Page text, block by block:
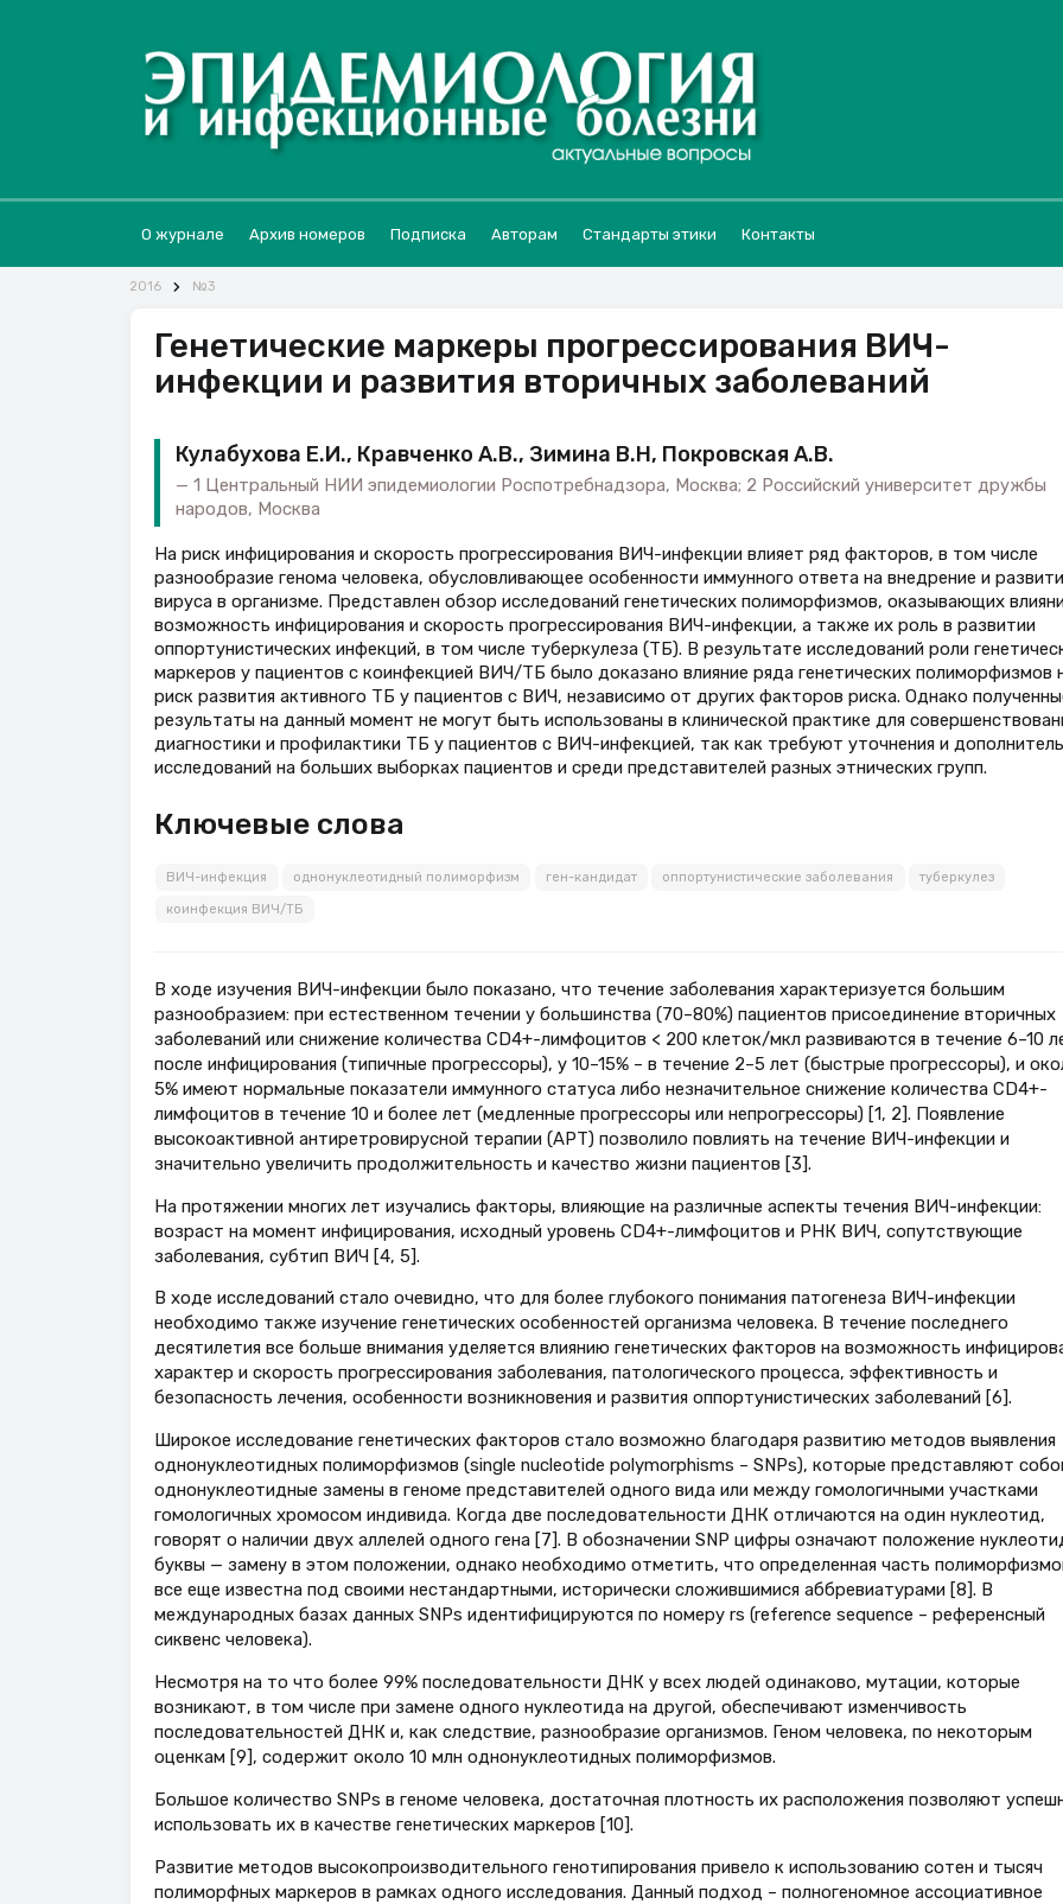
О журнале Архив номеров Подписка Авторам Стандарты этики Контакты
2016 №3
Генетические маркеры прогрессирования ВИЧ-
инфекции и развития вторичных заболеваний
Кулабухова Е.И., Кравченко А.В., Зимина В.Н, Покровская А.В.
1 Центральный НИИ эпидемиологии Роспотребнадзора, Москва; 2 Российский университет дружбы
народов, Москва
На риск инфицирования и скорость прогрессирования ВИЧ-инфекции влияет ряд факторов, в том числе
разнообразие генома человека, обусловливающее особенности иммунного ответа на внедрение и
вируса в организме. Представлен обзор исследований генетических полиморфизмов, оказывающих
возможность инфицирования и скорость прогрессирования ВИЧ-инфекции, а также их роль в развитии
оппортунистических инфекций, в том числе туберкулеза (ТБ). В результате исследований роли
маркеров у пациентов с коинфекцией ВИЧ/ТБ было доказано влияние ряда генетических полиморфизмов
риск развития активного ТБ у пациентов с ВИЧ, независимо от других факторов риска. Однако
результаты на данный момент не могут быть использованы в клинической практике для
диагностики и профилактики ТБ у пациентов с ВИЧ-инфекцией, так как требуют уточнения и
исследований на больших выборках пациентов и среди представителей разных этнических групп.
Ключевые слова
ВИЧ-инфекция однонуклеотидный полиморфизм ген-кандидат оппортунистические заболевания туберкулез
коинфекция ВИЧ/ТБ
В ходе изучения ВИЧ-инфекции было показано, что течение заболевания характеризуется большим
разнообразием: при естественном течении у большинства (70–80%) пациентов присоединение вторичных
заболеваний или снижение количества CD4+-лимфоцитов < 200 клеток/мкл развиваются в течение 6–10
после инфицирования (типичные прогрессоры), у 10–15% – в течение 2–5 лет (быст­рые прогрессоры), и
5% имеют нормальные показатели иммунного статуса либо незначительное снижение количества CD4+-
лимфоцитов в течение 10 и более лет (медленные прогрессоры или непрогрессоры) [1, 2]. Появление
высокоактивной антиретровирусной терапии (АРТ) позволило повлиять на течение ВИЧ-инфекции и
значительно увеличить продолжительность и качество жизни пациентов [3].
На протяжении многих лет изучались факторы, влияющие на различные аспекты течения ВИЧ-инфекции:
возраст на момент инфицирования, исходный уровень CD4+-лимфоцитов и РНК ВИЧ, сопутствующие
заболевания, субтип ВИЧ [4, 5].
В ходе исследований стало очевидно, что для более глубокого понимания патогенеза ВИЧ-инфекции
необходимо также изучение генетических особенностей организма человека. В течение последнего
десятилетия все больше внимания уделяется влиянию генетических факторов на возможность
характер и скорость прогрессирования заболевания, патологического процесса, эффективность и
безопасность лечения, особенности возникновения и развития оппортунистических заболеваний [6].
Широкое исследование генетических факторов стало возможно благодаря развитию методов выявления
однонуклеотидных полиморфизмов (single nucleotide polymorphisms – SNPs), которые представляют
однонуклеотидные замены в геноме представителей одного вида или между гомологичными участками
гомологичных хромосом индивида. Когда две последовательности ДНК отличаются на один нуклеотид,
говорят о наличии двух аллелей одного гена [7]. В обозначении SNP цифры означают положение
буквы — замену в этом положении, однако необходимо отметить, что определенная часть
все еще известна под своими нестандартными, исторически сложившимися аббревиатурами [8]. В
международных базах данных SNPs идентифицируются по номеру rs (reference sequence – референсный
сиквенс человека).
Несмотря на то что более 99% последовательности ДНК у всех людей одинаково, мутации, которые
возникают, в том числе при замене одного нуклеотида на другой, обеспечивают изменчивость
последовательностей ДНК и, как следствие, разнообразие организмов. Геном человека, по некоторым
оценкам [9], содержит около 10 млн однонуклеотидных полиморфизмов.
Большое количество SNPs в геноме человека, достаточная плотность их расположения позволяют
использовать их в качестве генетических маркеров [10].
Развитие методов высокопроизводительного генотипирования привело к использованию сотен и тысяч
полиморфных маркеров в рамках одного исследования. Данный подход – полногеномное ассоциативное